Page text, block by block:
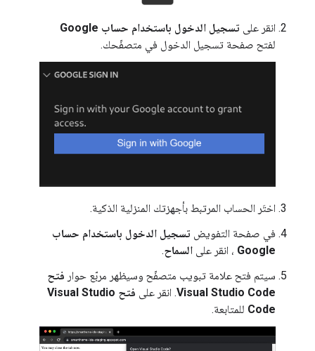
انقر على تسجيل الدخول باستخدام حساب Google
لفتح صفحة تسجيل الدخول في متصفّحك.
اختَر الحساب المرتبط بأجهزتك المنزلية الذكية.
في صفحة التفويض تسجيل الدخول باستخدام حساب
Google ، انقر على السماح.
سيتم فتح علامة تبويب متصفّح وسيظهر مربّع حوار فتح
Visual Studio Code. انقر على
فتح Visual Studio
Code للمتابعة.